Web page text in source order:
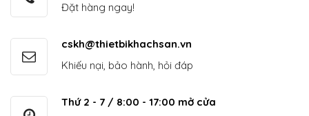
Đặt hàng ngay!
cskh@thietbikhachsan.vn
Khiếu nại, bảo hành, hỏi đáp
Thứ 2 - 7 / 8:00 - 17:00 mở cửa